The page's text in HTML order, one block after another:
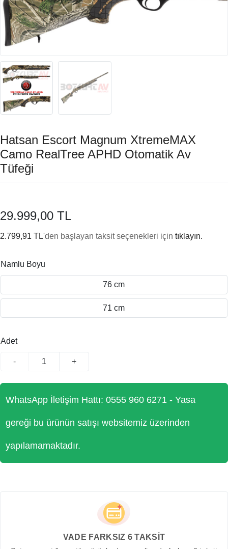
Hatsan Escort Magnum XtremeMAX
Camo RealTree APHD Otomatik Av
Tüfeği
29.999,00 TL
2.799,91 TL'den başlayan taksit seçenekleri için tıklayın.
Namlu Boyu
76 cm
71 cm
Adet
- +
WhatsApp İletişim Hattı: 0555 960 6271 - Yasa
gereği bu ürünün satışı websitemiz üzerinden
yapılamamaktadır.
VADE FARKSIZ 6 TAKSİT